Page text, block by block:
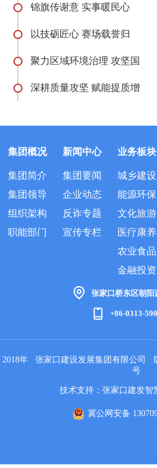
锦旗传谢意 实事暖民心
以技砺匠心 赛场载誉归
聚力区域环境治理 攻坚国
深耕质量攻坚 赋能提质增
集团概况
集团简介
集团领导
组织架构
职能部门
新闻中心
集团要闻
企业动态
反诈专题
宣传专栏
业务板块
城乡建设
能源环保
文化旅游
医疗康养
农业食品
金融投资
张家口桥东区朝阳
+86-0313-
2018年 张家口建设发展集团有限公司
号
技术支持：张家口建发智
冀公网安备